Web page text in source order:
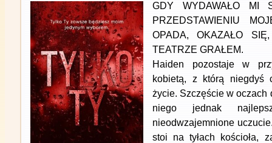
GDY WYDAWAŁO MI
PRZEDSTAWIENIU
OPADA, OKAZAŁO
TEATRZE GRAŁEM.
Haiden pozostaje w
kobietą, z którą niegdyś
życie. Szczęście w
niego jednak
nieodwzajemnione
stoi na tyłach kościoła,